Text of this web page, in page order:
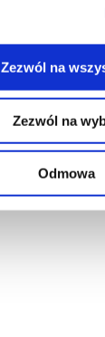
Zezwól na
Zezwól na
Odmowa